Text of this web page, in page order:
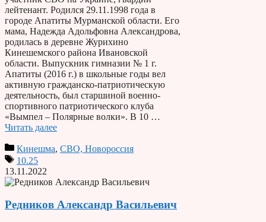
лейтенант. Родился 29.11.1998 года в
городе Апатиты Мурманской области. Его
мама, Надежда Адольфовна Александрова,
родилась в деревне Журихино
Кинешемского района Ивановской
области. Выпускник гимназии № 1 г.
Апатиты (2016 г.) в школьные годы вел
активную гражданско-патриотическую
деятельность, был старшиной военно-
спортивного патриотического клуба
«Вымпел – Полярные волки». В 10 …
Читать далее
Кинешма, СВО, Новороссия
10.25
13.11.2022
Редников Александр Васильевич